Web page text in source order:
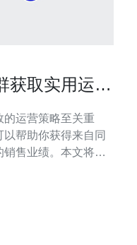
获取实用运营
运营策略至关重
帮助你获得来自同
售业绩。本文将探